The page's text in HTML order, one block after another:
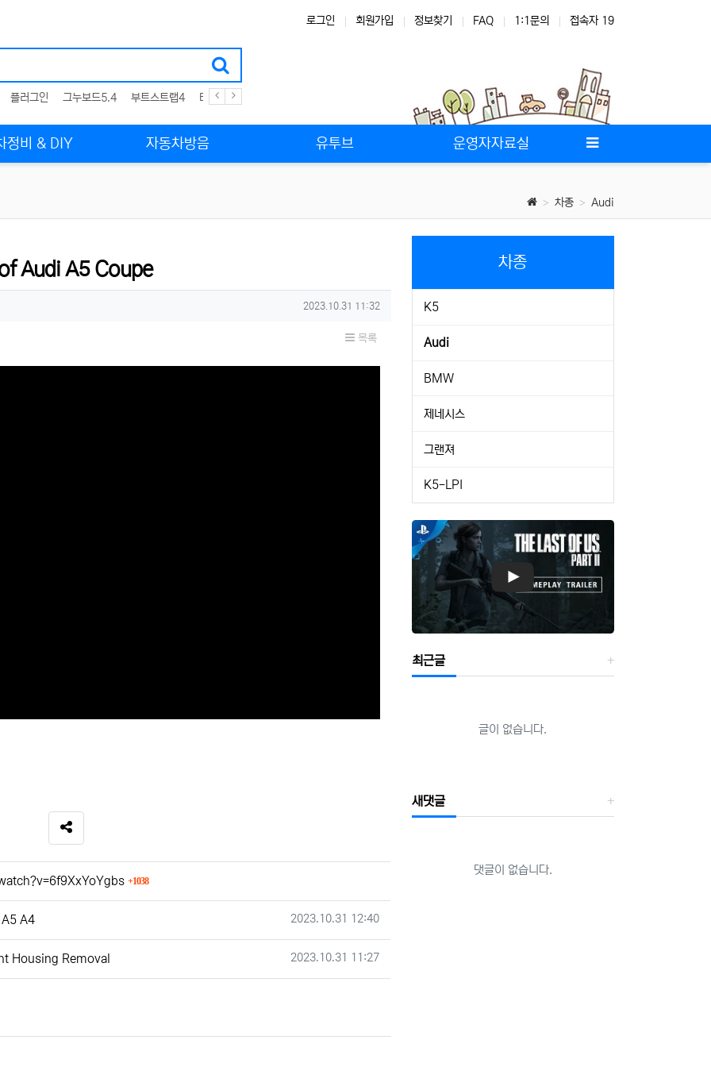
로그인 회원가입 정보찾기 FAQ 1:1문의 접속자 19
플러그인 그누보드5.4 부트스트랩4 테마 스킨
정비 & DIY 자동차방음 유투브 운영자자료실
차종 Audi
Audi A5 Coupe
작성일
2023.10.31 11:32
목록
SNS 공유
1038회 연결
A4 작성일
2023.10.31 12:40
Housing Removal 작성일
2023.10.31 11:27
차종
K5
Audi
BMW
제네시스
그랜져
K5-LPI
최근글
글이 없습니다.
새댓글
댓글이 없습니다.